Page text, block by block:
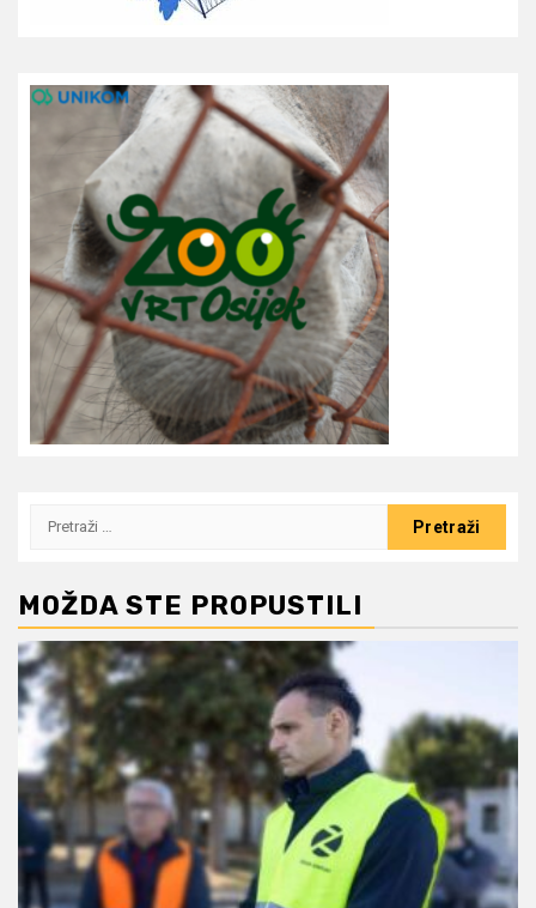
Pretraži:
MOŽDA STE PROPUSTILI